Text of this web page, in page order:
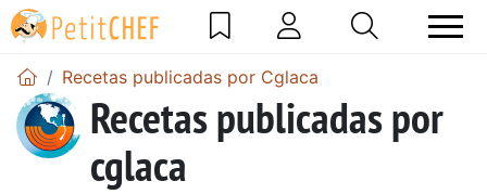
Recetas publicadas por Cglaca
Recetas publicadas por
cglaca